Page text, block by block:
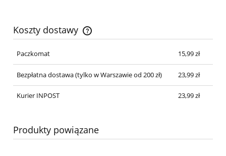
Koszty dostawy
Cena nie zawiera ewentualnych kosztów płatności
Paczkomat
15,99 zł
Bezpłatna dostawa(tylko w Warszawie od 200 zł) 23,99 zł
Kurier INPOST 23,99 zł
Produkty powiązane